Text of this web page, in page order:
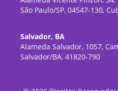
São Paulo/SP, 04547-130,
Salvador, BA
Alameda Salvador, 1057,
Salvador/BA, 41820-790